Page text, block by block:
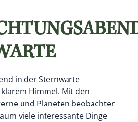
in der Sternwarte
Himmel. Mit den
und Planeten beobachten
viele interessante Dinge